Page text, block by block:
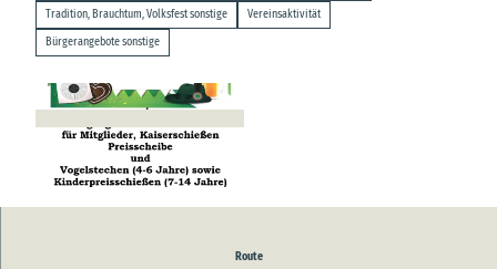
Tradition, Brauchtum, Volksfest sonstige Vereinsaktivität
Bürgerangebote sonstige
CC-BY-SA
Route
Die Schieß-Saison neigt sich dem Ende und somit laden wir zum